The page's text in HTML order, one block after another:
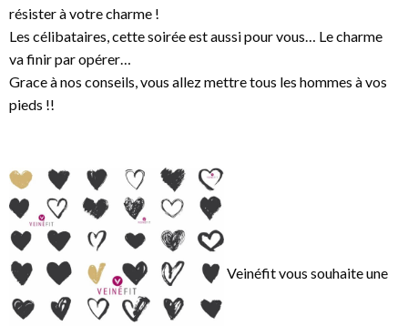
résister à votre charme !
Les célibataires, cette soirée est aussi pour vous… Le charme
va finir par opérer…
Grace à nos conseils, vous allez mettre tous les hommes à vos
pieds !!
Veinéfit vous souhaite une